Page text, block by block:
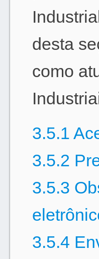
desta
como
3.5.1
3.5.2
3.5.3
3.5.4